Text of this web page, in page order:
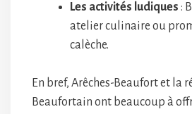
Les activités ludiques :
atelier culinaire ou
calèche.
En bref, Arêches-Beaufort et la
Beaufortain ont beaucoup à